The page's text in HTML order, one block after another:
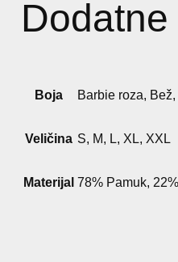
Boja Barbie roza,
Veličina S, M, L, XL, XXL
Materijal 78% Pamuk,